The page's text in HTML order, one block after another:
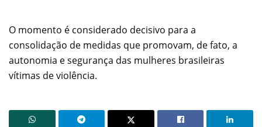
O momento é considerado decisivo para a
consolidação de medidas que promovam, de fato, a
autonomia e segurança das mulheres brasileiras
vítimas de violência.